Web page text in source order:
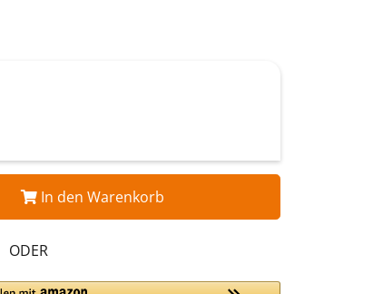
In den Warenkorb
ODER